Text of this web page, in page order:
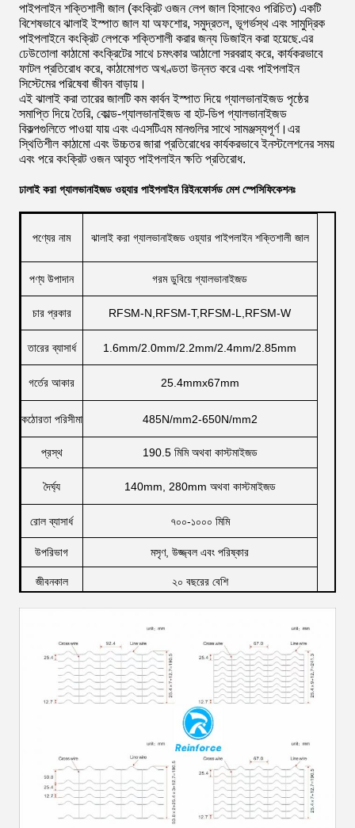
পাইপলাইন শক্তিশালী জাল (কংক্রিট ওজন লেপ জাল হিসাবেও পরিচিত) একটি
বিশেষভাবে ঝালাই ইস্পাত জাল যা অফশোর, সমুদ্রতল, ভূগর্ভস্থ এবং সামুদ্রিক
পাইপলাইনে কংক্রিট লেপকে শক্তিশালী করার জন্য ডিজাইন করা হয়েছে.এর
ঢেউতোলা কাঠামো কংক্রিটের সাথে চমৎকার আঠালো সরবরাহ করে, কার্যকরভাবে
ফাটল প্রতিরোধ করে, কাঠামোগত অখণ্ডতা উন্নত করে এবং পাইপলাইন
সিস্টেমের পরিষেবা জীবন বাড়ায়।
এই ঝালাই করা তারের জালটি কম কার্বন ইস্পাত দিয়ে গ্যালভানাইজড পৃষ্ঠের
সমাপ্তি দিয়ে তৈরি, কোল্ড-গ্যালভানাইজড বা হট-ডিপ গ্যালভানাইজড
বিকল্পগুলিতে পাওয়া যায় এবং এএসটিএম মানগুলির সাথে সামঞ্জস্যপূর্ণ।এর
স্থিতিশীল কাঠামো এবং উচ্চতর জারা প্রতিরোধের কার্যকরভাবে ইনস্টলেশনের সময়
এবং পরে কংক্রিট ওজন আবৃত পাইপলাইন ক্ষতি প্রতিরোধ.
ঢালাই করা গ্যালভানাইজড ওয়্যার পাইপলাইন রিইনফোর্সড মেশ স্পেসিফিকেশনঃ
পণ্যের নাম ঝালাই করা গ্যালভানাইজড ওয়্যার পাইপলাইন শক্তিশালী জাল
পণ্য উপাদান গরম ডুবিয়ে গ্যালভানাইজড
চার প্রকার RFSM-N,RFSM-T,RFSM-L,RFSM-W
তারের ব্যাসার্ধ 1.6mm/2.0mm/2.2mm/2.4mm/2.85mm
গর্তের আকার 25.4mmx67mm
কঠোরতা পরিসীমা 485N/mm2-650N/mm2
প্রস্থ 190.5 মিমি অথবা কাস্টমাইজড
দৈর্ঘ্য 140mm, 280mm অথবা কাস্টমাইজড
রোল ব্যাসার্ধ ৭০০-১০০০ মিমি
উপরিভাগ মসৃণ, উজ্জ্বল এবং পরিষ্কার
জীবনকাল
২০ বছরের বেশি